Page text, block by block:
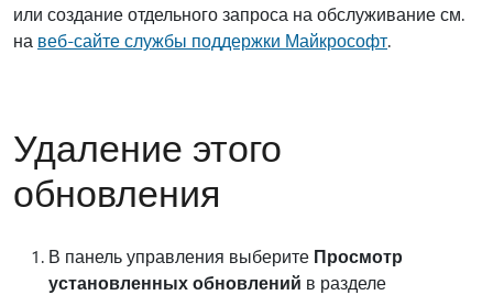
или создание отдельного запроса на обслуживание см.
на веб-сайте службы поддержки Майкрософт.
Удаление этого
обновления
В панель управления выберите Просмотр
установленных обновлений в разделе